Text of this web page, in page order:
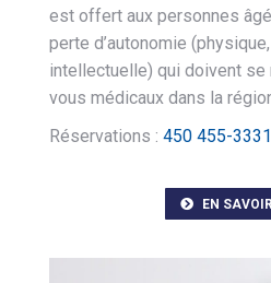
est offert aux personnes
perte d’autonomie
intellectuelle) qui doivent se
vous médicaux dans la
Réservations : 450 455-3331
EN